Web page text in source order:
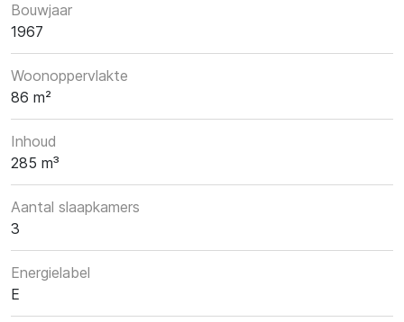
Bouwjaar
1967
Woonoppervlakte
86 m²
Inhoud
285 m³
Aantal slaapkamers
3
Energielabel
E